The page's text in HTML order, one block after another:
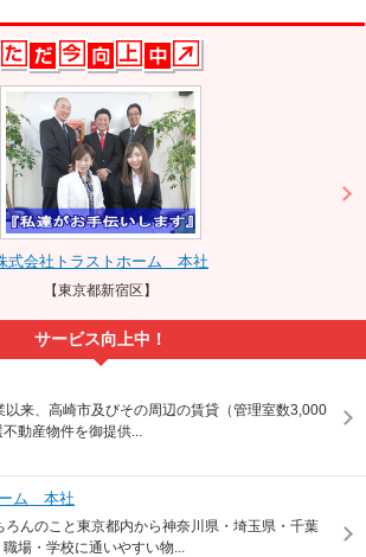
式会社トラストホーム 本社
【東京都新宿区】
サービス向上中！
以来、高崎市及びその周辺の賃貸（管理室数3,000
動産物件を御提供...
ーム 本社
んのこと東京都内から神奈川県・埼玉県・千葉
場・学校に通いやすい物...